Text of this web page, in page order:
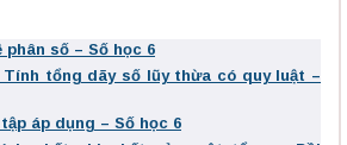
phân số – Số học 6
Tính tổng dãy số lũy thừa có quy luật –
áp dụng – Số học 6